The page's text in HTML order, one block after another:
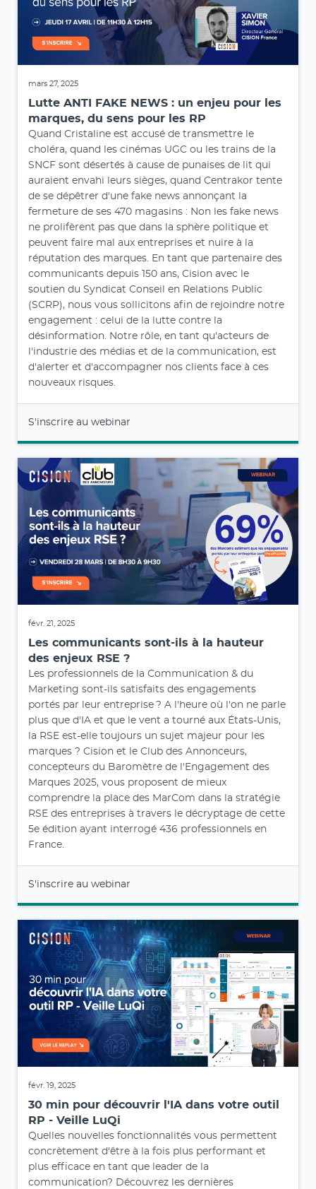
mars 27, 2025
Lutte ANTI FAKE NEWS : un enjeu pour les
marques, du sens pour les RP
Quand Cristaline est accusé de transmettre le
choléra, quand les cinémas UGC ou les trains de la
SNCF sont désertés à cause de punaises de lit qui
auraient envahi leurs sièges, quand Centrakor tente
de se dépêtrer d'une fake news annonçant la
fermeture de ses 470 magasins : Non les fake news
ne prolifèrent pas que dans la sphère politique et
peuvent faire mal aux entreprises et nuire à la
réputation des marques. En tant que partenaire des
communicants depuis 150 ans, Cision avec le
soutien du Syndicat Conseil en Relations Public
(SCRP), nous vous sollicitons afin de rejoindre notre
engagement : celui de la lutte contre la
désinformation. Notre rôle, en tant qu'acteurs de
l'industrie des médias et de la communication, est
d'alerter et d'accompagner nos clients face à ces
nouveaux risques.
S'inscrire au webinar
févr. 21, 2025
Les communicants sont-ils à la hauteur
des enjeux RSE ?
Les professionnels de la Communication & du
Marketing sont-ils satisfaits des engagements
portés par leur entreprise ? A l'heure où l'on ne parle
plus que d'IA et que le vent a tourné aux États-Unis,
la RSE est-elle toujours un sujet majeur pour les
marques ? Cision et le Club des Annonceurs,
concepteurs du Baromètre de l'Engagement des
Marques 2025, vous proposent de mieux
comprendre la place des MarCom dans la stratégie
RSE des entreprises à travers le décryptage de cette
5e édition ayant interrogé 436 professionnels en
France.
S'inscrire au webinar
févr. 19, 2025
30 min pour découvrir l'IA dans votre outil
RP - Veille LuQi
Quelles nouvelles fonctionnalités vous permettent
concrètement d'être à la fois plus performant et
plus efficace en tant que leader de la
communication? Découvrez les dernières